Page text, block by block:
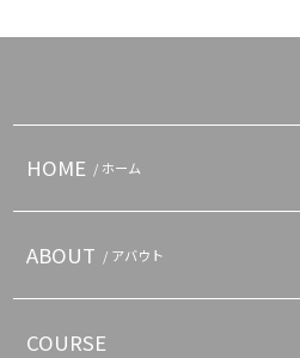
HOME / ホーム
ABOUT / アバウト
COURSE